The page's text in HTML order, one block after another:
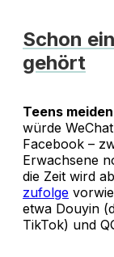
Schon
gehört
Teens
würde
Facebook –
Erwachsene
die Zeit wird
zufolge
etwa Douyin
TikTok) und